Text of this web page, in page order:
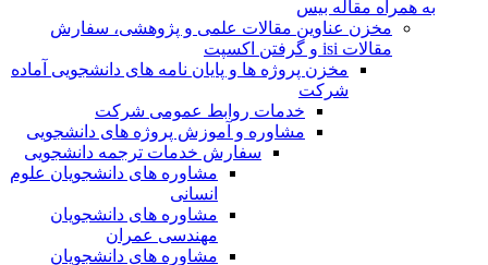
به همراه مقاله بیس
مخزن عناوین مقالات علمی و پژوهشی، سفارش
مقالات isi و گرفتن اکسپت
مخزن پروژه ها و پایان نامه های دانشجویی آماده
شرکت
خدمات روابط عمومی شرکت
مشاوره و آموزش پروژه های دانشجویی
سفارش خدمات ترجمه دانشجویی
مشاوره های دانشجویان علوم
انسانی
مشاوره های دانشجویان
مهندسی عمران
مشاوره های دانشجویان